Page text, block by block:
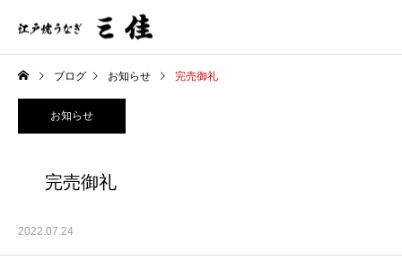
ブログ お知らせ 完売御礼
お知らせ
完売御礼
2022.07.24